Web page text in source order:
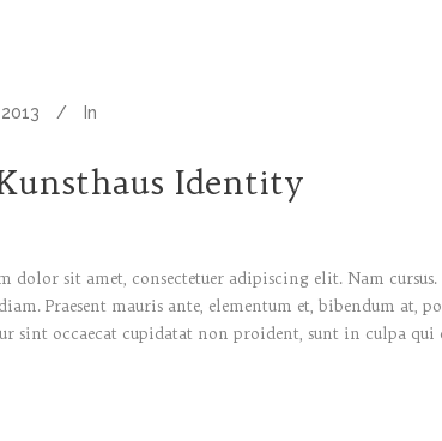
In
Identity
dolor sit amet, consectetuer adipiscing elit. Nam
Praesent mauris ante, elementum et, bibendum at,
sint occaecat cupidatat non proident, sunt in culpa